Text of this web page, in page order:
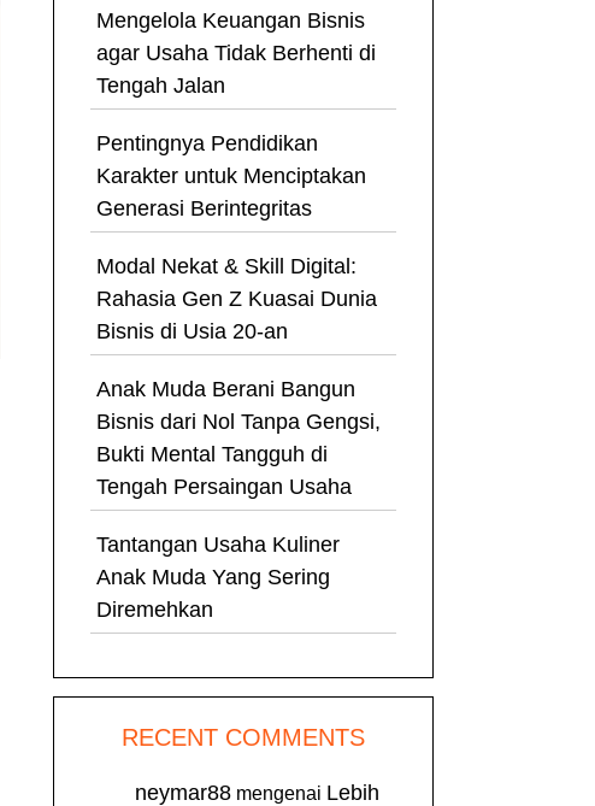
Mengelola Keuangan Bisnis
agar Usaha Tidak Berhenti di
Tengah Jalan
Pentingnya Pendidikan
Karakter untuk Menciptakan
Generasi Berintegritas
Modal Nekat & Skill Digital:
Rahasia Gen Z Kuasai Dunia
Bisnis di Usia 20-an
Anak Muda Berani Bangun
Bisnis dari Nol Tanpa Gengsi,
Bukti Mental Tangguh di
Tengah Persaingan Usaha
Tantangan Usaha Kuliner
Anak Muda Yang Sering
Diremehkan
RECENT COMMENTS
neymar88 mengenai Lebih